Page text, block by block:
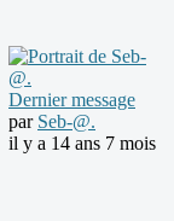
Dernier message
par Seb-@.
il y a 14 ans 7 mois